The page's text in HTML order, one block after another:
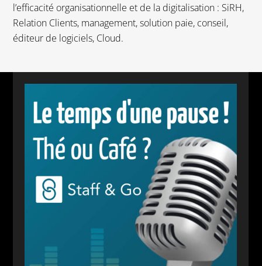
l’efficacité organisationnelle et de la digitalisation : SiRH,
Relation Clients, management, solution paie, conseil,
éditeur de logiciels, Cloud.